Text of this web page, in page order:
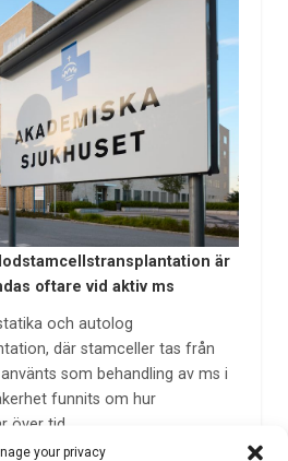
your privacy
är
oftare vid aktiv ms
och autolog
där stamceller tas från
som behandling av ms i
funnits om hur
över tid.